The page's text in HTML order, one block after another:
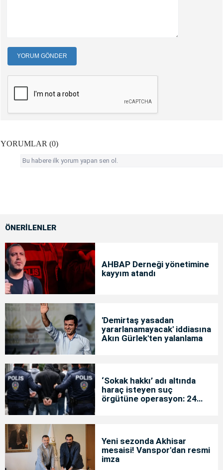
YORUM GÖNDER
YORUMLAR (0)
Bu habere ilk yorum yapan sen ol.
ÖNERİLENLER
AHBAP Derneği yönetimine
kayyım atandı
'Demirtaş yasadan
yararlanamayacak' iddiasına
Akın Gürlek'ten yalanlama
‘Sokak hakkı’ adı altında
haraç isteyen suç
örgütüne operasyon: 24
Yeni sezonda Akhisar
mesaisi! Vanspor'dan resmi
imza